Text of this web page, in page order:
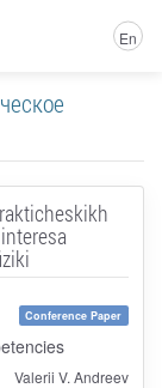
En
Conference Paper
Valerii V. Andreev